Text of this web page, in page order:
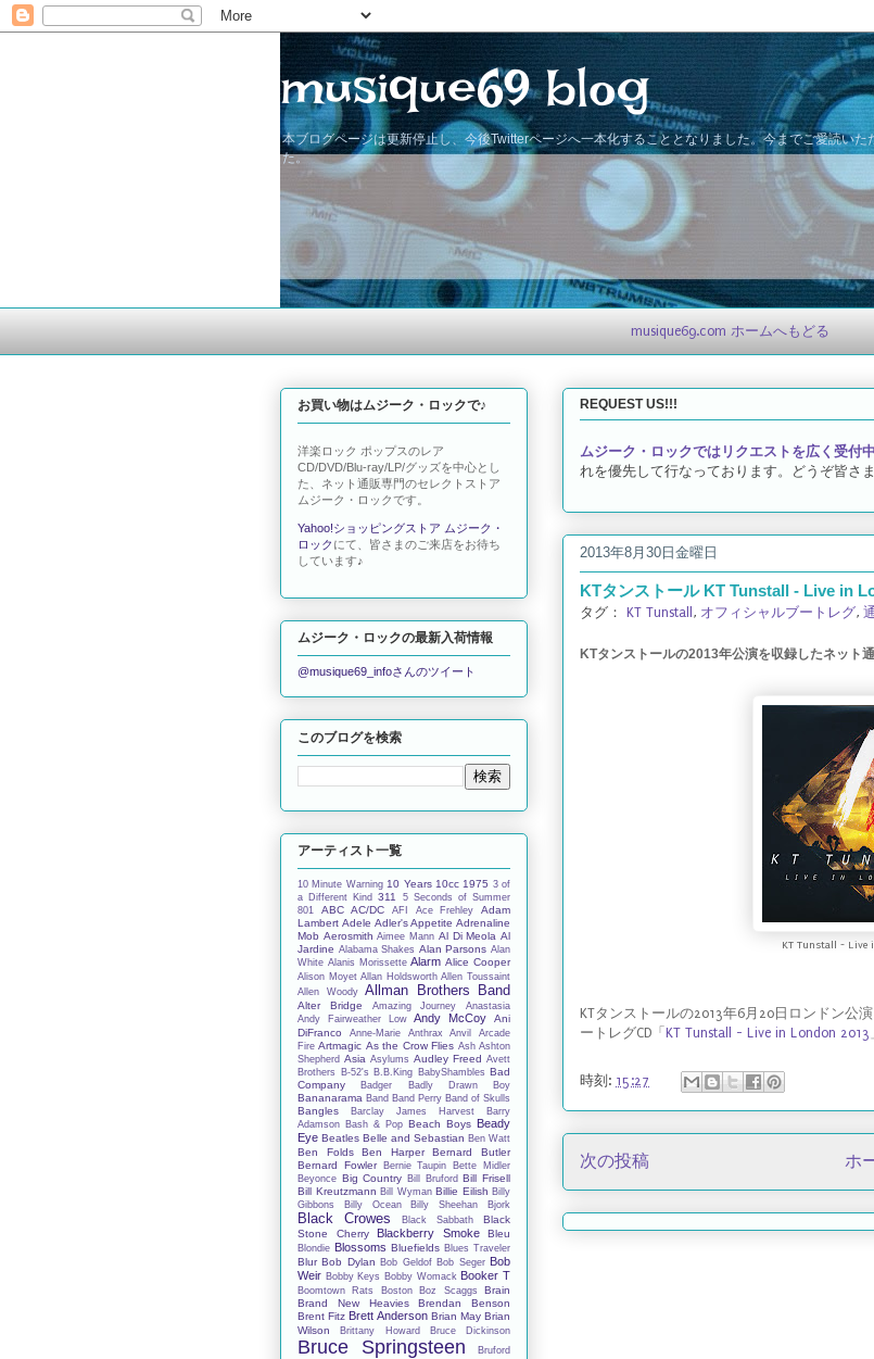
musique69 blog
本ブログページは更新停止し、今後Twitterページへ一本化することとなりました。今までご愛読い
た。
musique69.com ホームへもどる
REQUEST US!!!
ムジーク・ロックではリクエストを広く受付中
れを優先して行なっております。どうぞ皆さ
2013年8月30日金曜日
KTタンストール KT Tunstall - Live in
タグ： KT Tunstall , オフィシャルブートレグ,
KTタンストールの2013年公演を収録したネット
KT Tunstall - Live
KTタンストールの2013年6月20日ロンドン公
ートレグCD「 KT Tunstall - Live in London 2013
時刻: 15:27
次の投稿 ホ
お買い物はムジーク・ロックで♪
洋楽ロック ポップスのレア
CD/DVD/Blu-ray/LP/グッズを中心とし
た、ネット通販専門のセレクトストア
ムジーク・ロックです。
Yahoo!ショッピングストア ムジーク・
ロック にて、皆さまのご来店をお待ち
しています♪
ムジーク・ロックの最新入荷情報
@musique69_infoさんのツイート
このブログを検索
アーティスト一覧
10 Minute Warning 10 Years 10cc 1975 3 of
a Different Kind
311
5 Seconds of Summer
801
ABC AC/DC AFI Ace Frehley
Adam
Lambert Adele Adler's Appetite Adrenaline
Mob Aerosmith Aimee Mann Al Di Meola Al
Jardine Alabama Shakes Alan Parsons Alan
White Alanis Morissette Alarm Alice Cooper
Alison Moyet Allan Holdsworth Allen Toussaint
Allen Woody
Allman Brothers Band
Alter Bridge Amazing Journey
Anastasia
Andy Fairweather Low
Andy McCoy
Ani
DiFranco
Anne-Marie Anthrax Anvil
Arcade
Fire Artmagic As the Crow Flies Ash Ashton
Shepherd Asia Asylums Audley Freed Avett
Brothers
B-52's B.B.King BabyShambles Bad
Company
Badger Badly Drawn Boy
Bananarama Band Band Perry Band of Skulls
Bangles Barclay James Harvest
Barry
Adamson Bash & Pop Beach Boys Beady
Eye Beatles Belle and Sebastian Ben Watt
Ben Folds Ben Harper
Bernard Butler
Bernard Fowler
Bernie Taupin
Bette Midler
Beyonce Big Country Bill Bruford Bill Frisell
Bill Kreutzmann Bill Wyman Billie Eilish Billy
Gibbons
Billy Ocean Billy Sheehan Bjork
Black Crowes Black Sabbath
Black
Stone Cherry
Blackberry Smoke Bleu
Blondie Blossoms Bluefields Blues Traveler
Blur Bob Dylan Bob Geldof Bob Seger Bob
Weir Bobby Keys Bobby Womack Booker T
Boomtown Rats Boston Boz Scaggs
Brain
Brand New Heavies
Brendan Benson
Brent Fitz Brett Anderson Brian May Brian
Wilson
Brittany Howard Bruce Dickinson
Bruce Springsteen
Bruford